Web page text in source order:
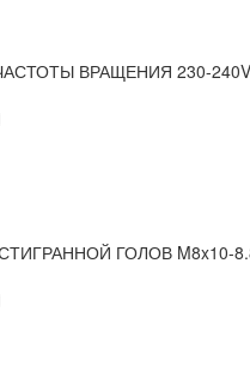
ВРАЩЕНИЯ 230-240V
ГОЛОВ M8x10-